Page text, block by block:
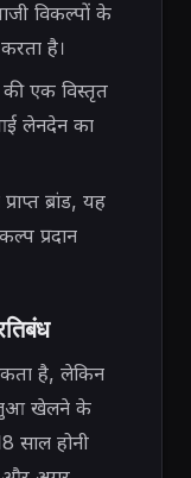
विकल्पों के
है।
की एक विस्तृत
लेनदेन का
ब्रांड, यह
प्रदान
है, लेकिन
जुआ खेलने के
साल होनी